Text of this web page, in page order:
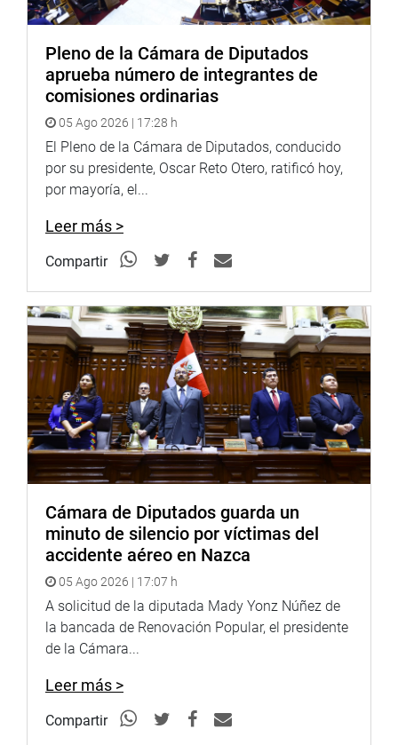
Pleno de la Cámara de Diputados
aprueba número de integrantes de
comisiones ordinarias
05 Ago 2026 | 17:28 h
El Pleno de la Cámara de Diputados, conducido
por su presidente, Oscar Reto Otero, ratificó hoy,
por mayoría, el...
Leer más >
Compartir
Cámara de Diputados guarda un
minuto de silencio por víctimas del
accidente aéreo en Nazca
05 Ago 2026 | 17:07 h
A solicitud de la diputada Mady Yonz Núñez de
la bancada de Renovación Popular, el presidente
de la Cámara...
Leer más >
Compartir